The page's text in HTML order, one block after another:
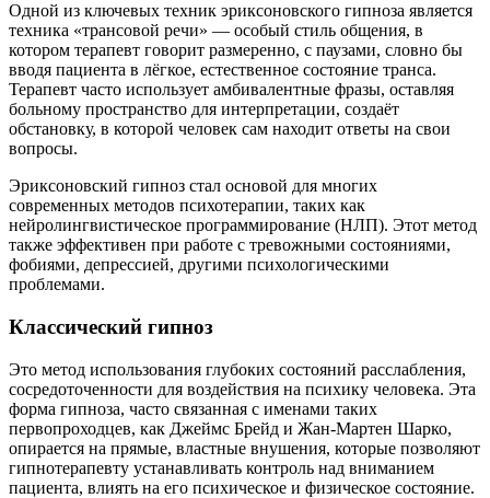
Одной из ключевых техник эриксоновского гипноза является
техника «трансовой речи» — особый стиль общения, в
котором терапевт говорит размеренно, с паузами, словно бы
вводя пациента в лёгкое, естественное состояние транса.
Терапевт часто использует амбивалентные фразы, оставляя
больному пространство для интерпретации, создаёт
обстановку, в которой человек сам находит ответы на свои
вопросы.
Эриксоновский гипноз стал основой для многих
современных методов психотерапии, таких как
нейролингвистическое программирование (НЛП). Этот метод
также эффективен при работе с тревожными состояниями,
фобиями, депрессией, другими психологическими
проблемами.
Классический гипноз
Это метод использования глубоких состояний расслабления,
сосредоточенности для воздействия на психику человека. Эта
форма гипноза, часто связанная с именами таких
первопроходцев, как Джеймс Брейд и Жан-Мартен Шарко,
опирается на прямые, властные внушения, которые позволяют
гипнотерапевту устанавливать контроль над вниманием
пациента, влиять на его психическое и физическое состояние.